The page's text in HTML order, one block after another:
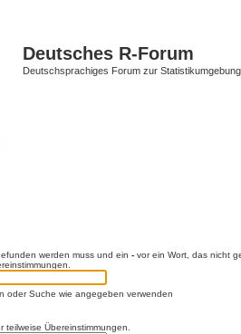
Deutsches R-Forum
Deutschsprachiges Forum zur
werden muss und ein - vor ein Wort, das nicht
oder Suche wie angegeben verwenden
Übereinstimmungen.